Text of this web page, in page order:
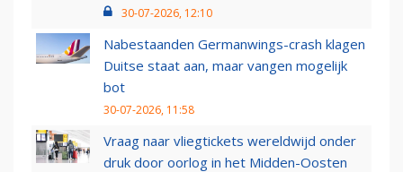
30-07-2026, 12:10
Nabestaanden Germanwings-crash klagen
Duitse staat aan, maar vangen mogelijk
bot
30-07-2026, 11:58
Vraag naar vliegtickets wereldwijd onder
druk door oorlog in het Midden-Oosten